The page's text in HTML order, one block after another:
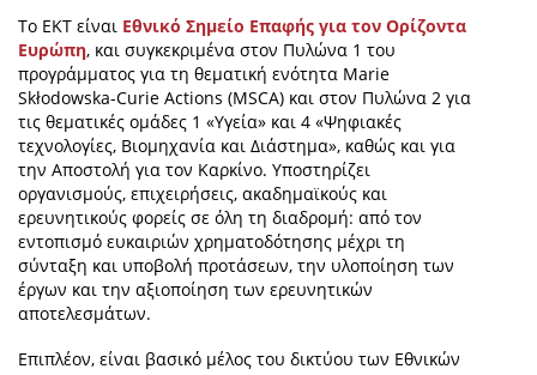
Το ΕΚΤ είναι Εθνικό Σημείο Επαφής για τον Ορίζοντα
Ευρώπη, και συγκεκριμένα στον Πυλώνα 1 του
προγράμματος για τη θεματική ενότητα Marie
Skłodowska-Curie Actions (MSCA) και στον Πυλώνα 2 για
τις θεματικές ομάδες 1 «Υγεία» και 4 «Ψηφιακές
τεχνολογίες, Βιομηχανία και Διάστημα», καθώς και για
την Αποστολή για τον Καρκίνο. Υποστηρίζει
οργανισμούς, επιχειρήσεις, ακαδημαϊκούς και
ερευνητικούς φορείς σε όλη τη διαδρομή: από τον
εντοπισμό ευκαιριών χρηματοδότησης μέχρι τη
σύνταξη και υποβολή προτάσεων, την υλοποίηση των
έργων και την αξιοποίηση των ερευνητικών
αποτελεσμάτων.
Επιπλέον, είναι βασικό μέλος του δικτύου των Εθνικών